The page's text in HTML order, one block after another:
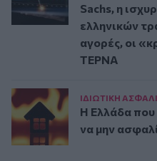
Sachs, η
ελληνικών
αγορές, οι
ΤΕΡΝΑ
ΙΔΙΩΤΙΚΗ
Η Ελλάδα που
να μην